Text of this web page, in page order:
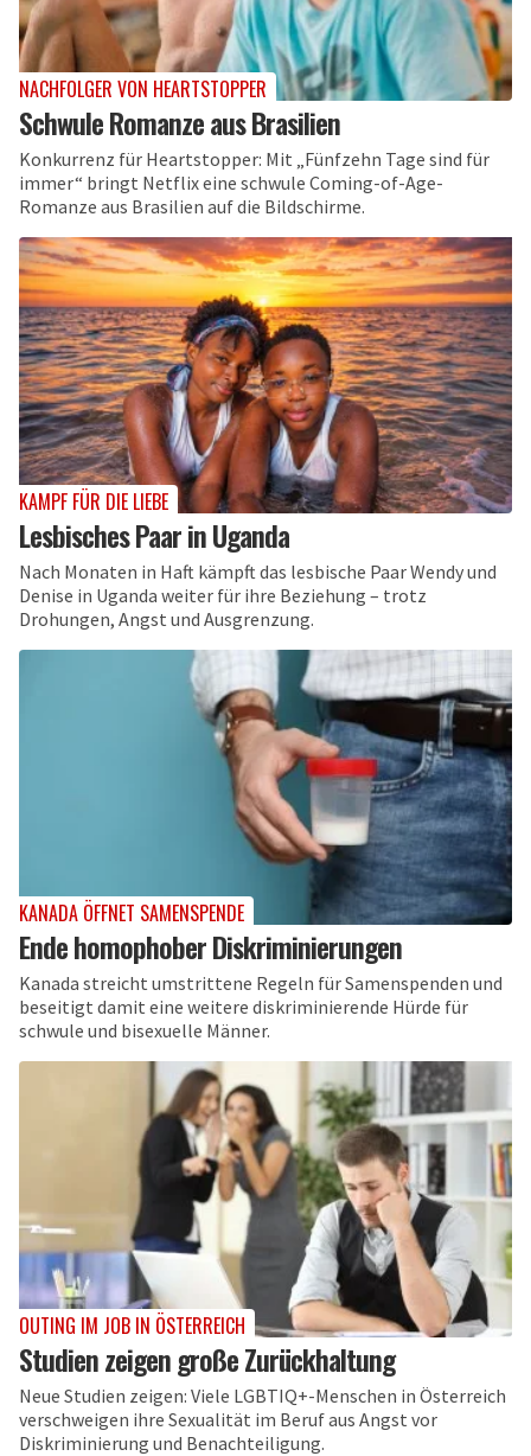
NACHFOLGER VON HEARTSTOPPER
Schwule Romanze aus Brasilien
Konkurrenz für Heartstopper: Mit „Fünfzehn Tage sind für
immer“ bringt Netflix eine schwule Coming-of-Age-
Romanze aus Brasilien auf die Bildschirme.
KAMPF FÜR DIE LIEBE
Lesbisches Paar in Uganda
Nach Monaten in Haft kämpft das lesbische Paar Wendy und
Denise in Uganda weiter für ihre Beziehung – trotz
Drohungen, Angst und Ausgrenzung.
KANADA ÖFFNET SAMENSPENDE
Ende homophober Diskriminierungen
Kanada streicht umstrittene Regeln für Samenspenden und
beseitigt damit eine weitere diskriminierende Hürde für
schwule und bisexuelle Männer.
OUTING IM JOB IN ÖSTERREICH
Studien zeigen große Zurückhaltung
Neue Studien zeigen: Viele LGBTIQ+-Menschen in Österreich
verschweigen ihre Sexualität im Beruf aus Angst vor
Diskriminierung und Benachteiligung.